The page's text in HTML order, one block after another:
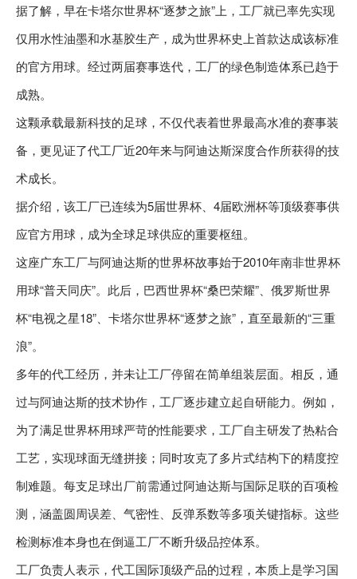
据了解，早在卡塔尔世界杯“逐梦之旅”上，工厂就已率先实现
仅用水性油墨和水基胶生产，成为世界杯史上首款达成该标准
的官方用球。经过两届赛事迭代，工厂的绿色制造体系已趋于
成熟。
这颗承载最新科技的足球，不仅代表着世界最高水准的赛事装
备，更见证了代工厂近20年来与阿迪达斯深度合作所获得的技
术成长。
据介绍，该工厂已连续为5届世界杯、4届欧洲杯等顶级赛事供
应官方用球，成为全球足球供应的重要枢纽。
这座广东工厂与阿迪达斯的世界杯故事始于2010年南非世界杯
用球“普天同庆”。此后，巴西世界杯“桑巴荣耀”、俄罗斯世界
杯“电视之星18”、卡塔尔世界杯“逐梦之旅”，直至最新的“三重
浪”。
多年的代工经历，并未让工厂停留在简单组装层面。相反，通
过与阿迪达斯的技术协作，工厂逐步建立起自研能力。例如，
为了满足世界杯用球严苛的性能要求，工厂自主研发了热粘合
工艺，实现球面无缝拼接；同时攻克了多片式结构下的精度控
制难题。每支足球出厂前需通过阿迪达斯与国际足联的百项检
测，涵盖圆周误差、气密性、反弹系数等多项关键指标。这些
检测标准本身也在倒逼工厂不断升级品控体系。
工厂负责人表示，代工国际顶级产品的过程，本质上是学习国